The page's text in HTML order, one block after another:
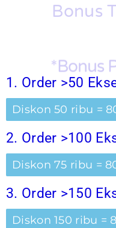
Bonus
*Bonus
1. Order >50
2. Order >100
3. Order >150